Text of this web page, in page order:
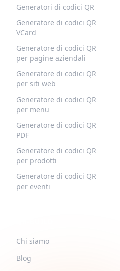
Generatori di codici QR
Generatore di codici QR
VCard
Generatore di codici QR
per pagine aziendali
Generatore di codici QR
per siti web
Generatore di codici QR
per menu
Generatore di codici QR
PDF
Generatore di codici QR
per prodotti
Generatore di codici QR
per eventi
Chi siamo
Blog